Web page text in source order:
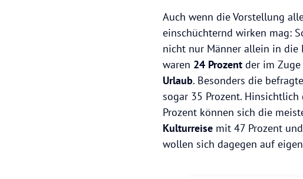
Auch wenn die Vorstellung
einschüchternd wirken mag:
nicht nur Männer allein in die
waren 24 Prozent der im
Urlaub. Besonders die
sogar 35 Prozent.
Prozent können sich die
Kulturreise mit 47 Prozent
wollen sich dagegen auf